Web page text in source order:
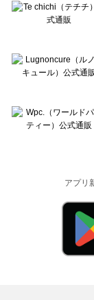
アプリ